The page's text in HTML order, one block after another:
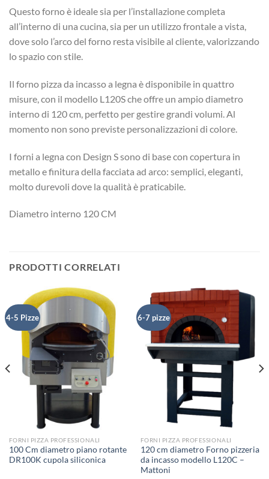
Questo forno è ideale sia per l’installazione completa
all’interno di una cucina, sia per un utilizzo frontale a vista,
dove solo l’arco del forno resta visibile al cliente, valorizzando
lo spazio con stile.
Il forno pizza da incasso a legna è disponibile in quattro
misure, con il modello L120S che offre un ampio diametro
interno di 120 cm, perfetto per gestire grandi volumi. Al
momento non sono previste personalizzazioni di colore.
I forni a legna con Design S sono di base con copertura in
metallo e finitura della facciata ad arco: semplici, eleganti,
molto durevoli dove la qualità è praticabile.
Diametro interno 120 CM
PRODOTTI CORRELATI
4-5 Pizze
FORNI PIZZA PROFESSIONALI
100 Cm diametro piano rotante
DR100K cupola siliconica
6-7 pizze
FORNI PIZZA PROFESSIONALI
120 cm diametro Forno pizzeria
da incasso modello L120C –
Mattoni